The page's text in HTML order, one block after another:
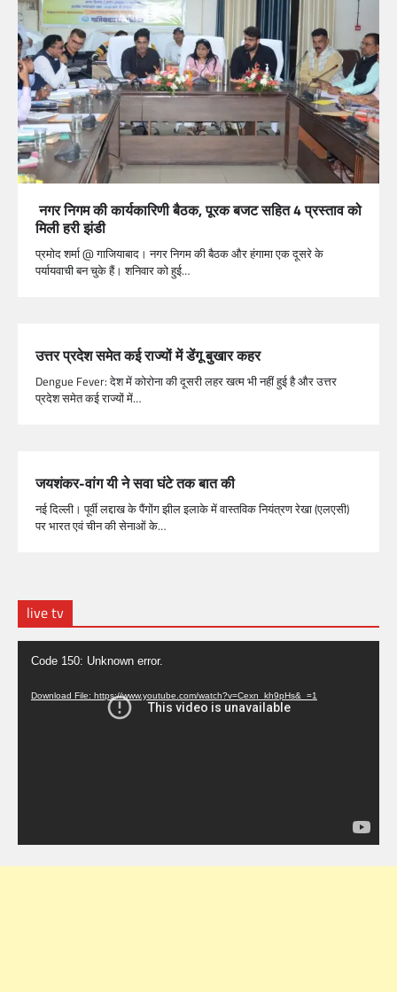
नगर निगम की कार्यकारिणी बैठक, पूरक बजट सहित 4 प्रस्ताव को
मिली हरी झंडी
प्रमोद शर्मा @ गाजियाबाद। नगर निगम की बैठक और हंगामा एक दूसरे के
पर्यायवाची बन चुके हैं। शनिवार को हुई…
उत्तर प्रदेश समेत कई राज्यों में डेंगू बुखार कहर
Dengue Fever: देश में कोरोना की दूसरी लहर खत्म भी नहीं हुई है और उत्तर
प्रदेश समेत कई राज्यों में…
जयशंकर-वांग यी ने सवा घंटे तक बात की
नई दिल्ली। पूर्वी लद्दाख के पैंगोंग झील इलाके में वास्तविक नियंत्रण रेखा (एलएसी)
पर भारत एवं चीन की सेनाओं के…
live tv
Video
Player
Code 150: Unknown error.
Download File: https://www.youtube.com/watch?v=Cexn_kh9pHs&_=1